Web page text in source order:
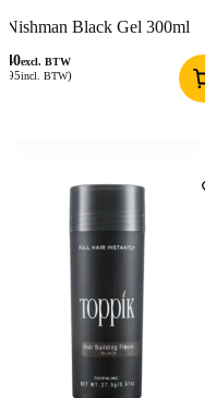
Nishman Black Gel 300ml
7,40excl. BTW
8,95incl. BTW)